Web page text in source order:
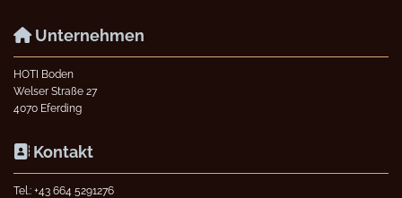
 Unternehmen
HOTI Boden
Welser Straße 27
4070 Eferding
 Kontakt
Tel.: +43 664 5291276